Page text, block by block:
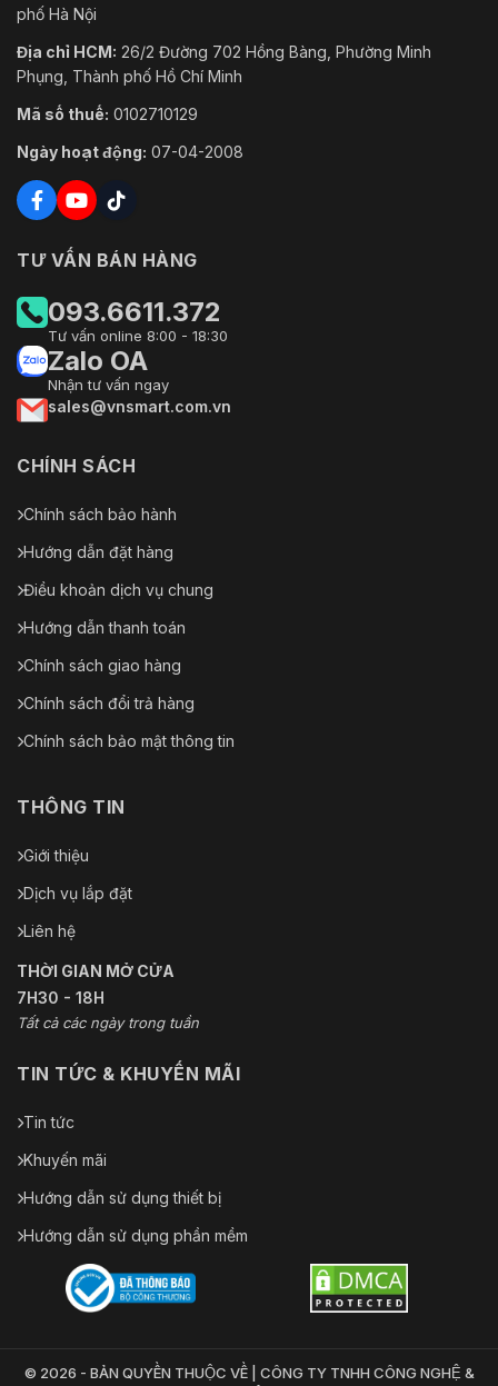
phố Hà Nội
Địa chỉ HCM: 26/2 Đường 702 Hồng Bàng, Phường Minh
Phụng, Thành phố Hồ Chí Minh
Mã số thuế: 0102710129
Ngày hoạt động: 07-04-2008
TƯ VẤN BÁN HÀNG
093.6611.372
Tư vấn online 8:00 - 18:30
Zalo OA
Nhận tư vấn ngay
sales@vnsmart.com.vn
CHÍNH SÁCH
Chính sách bảo hành
Hướng dẫn đặt hàng
Điều khoản dịch vụ chung
Hướng dẫn thanh toán
Chính sách giao hàng
Chính sách đổi trả hàng
Chính sách bảo mật thông tin
THÔNG TIN
Giới thiệu
Dịch vụ lắp đặt
Liên hệ
THỜI GIAN MỞ CỬA
7H30 - 18H
Tất cả các ngày trong tuần
TIN TỨC & KHUYẾN MÃI
Tin tức
Khuyến mãi
Hướng dẫn sử dụng thiết bị
Hướng dẫn sử dụng phần mềm
© 2026 - BẢN QUYỀN THUỘC VỀ | CÔNG TY TNHH CÔNG NGHỆ &